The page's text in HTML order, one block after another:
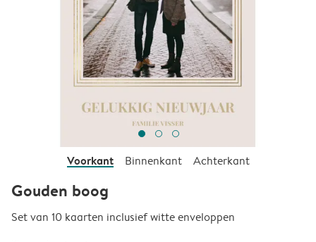
Voorkant Binnenkant Achterkant
Gouden boog
Set van 10 kaarten inclusief witte enveloppen